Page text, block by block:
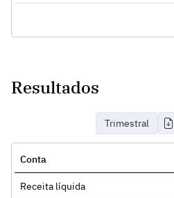
Resultados
Trimestral
Conta
Receita líquida